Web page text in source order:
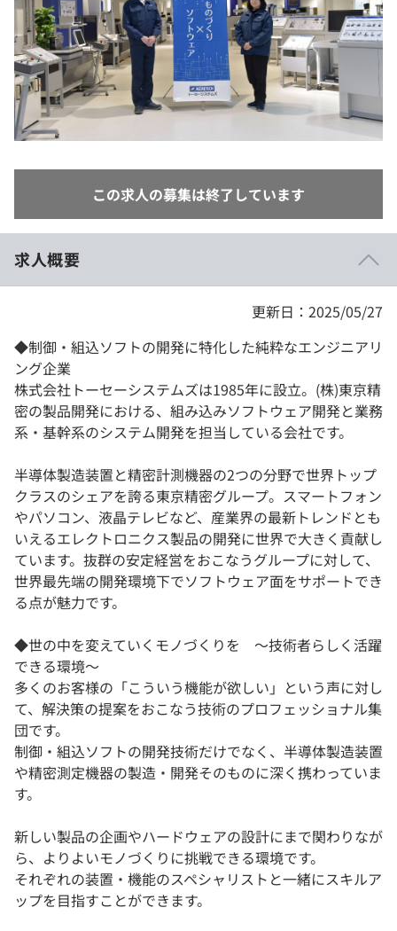
就活成功ガイド
プラン
個人向けプラン
法人向けプラン
学校向けプラン
この求人の募集は終了しています
求人概要
更新日：2025/05/27
◆制御・組込ソフトの開発に特化した純粋なエンジニアリ
ング企業
株式会社トーセーシステムズは1985年に設立。(株)東京精
密の製品開発における、組み込みソフトウェア開発と業務
系・基幹系のシステム開発を担当している会社です。
半導体製造装置と精密計測機器の2つの分野で世界トップ
クラスのシェアを誇る東京精密グループ。スマートフォン
やパソコン、液晶テレビなど、産業界の最新トレンドとも
いえるエレクトロニクス製品の開発に世界で大きく貢献し
ています。抜群の安定経営をおこなうグループに対して、
世界最先端の開発環境下でソフトウェア面をサポートでき
る点が魅力です。
◆世の中を変えていくモノづくりを ～技術者らしく活躍
できる環境～
多くのお客様の「こういう機能が欲しい」という声に対し
て、解決策の提案をおこなう技術のプロフェッショナル集
団です。
制御・組込ソフトの開発技術だけでなく、半導体製造装置
や精密測定機器の製造・開発そのものに深く携わっていま
す。
新しい製品の企画やハードウェアの設計にまで関わりなが
ら、よりよいモノづくりに挑戦できる環境です。
それぞれの装置・機能のスペシャリストと一緒にスキルア
ップを目指すことができます。